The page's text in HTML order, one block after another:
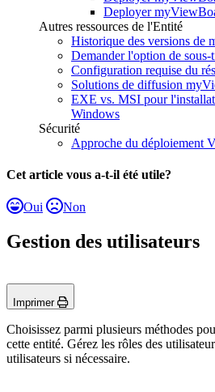
Deployer
Autres ressources de l'Entité
Historique des versions de
Demander l'option de sous-
Configuration requise du
Solutions de diffusion
EXE vs. MSI pour
Windows
Sécurité
Approche du déploiement
Cet article vous a-t-il été utile?
Oui Non
Gestion des utilisateurs
Imprimer
Choisissez parmi plusieurs méthodes
cette entité. Gérez les rôles des
utilisateurs si nécessaire.